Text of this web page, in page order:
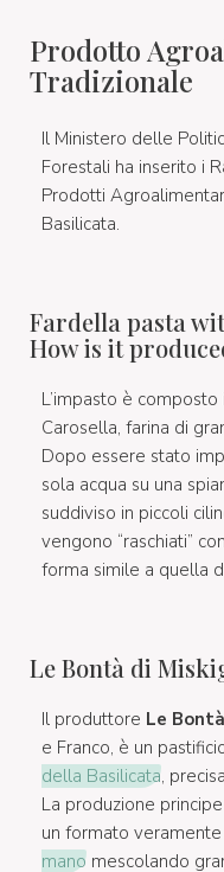
Prodotto
Tradizionale
Il Ministero delle
Forestali ha inserito i
Prodotti
Basilicata.
Fardella pasta
How is it
L’impasto è
Carosella, farina di
Dopo essere stato
sola acqua su una
suddiviso in piccoli
vengono “raschiati”
forma simile a quella
Le Bontà di
Il produttore Le
e Franco, è un
della Basilicata,
La produzione
un formato
mano mescolando